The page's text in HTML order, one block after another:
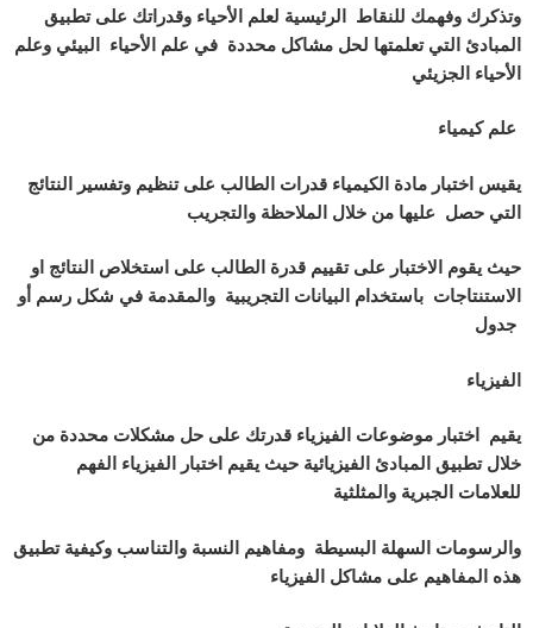
وتذكرك وفهمك للنقاط الرئيسية لعلم الأحياء وقدراتك على تطبيق
المبادئ التي تعلمتها لحل مشاكل محددة في علم الأحياء البيئي وعلم
الأحياء الجزيئي
يقيس اختبار مادة الكيمياء قدرات الطالب على تنظيم وتفسير النتائج
التي حصل عليها من خلال الملاحظة والتجريب
حيث يقوم الاختبار على تقييم قدرة الطالب على استخلاص النتائج او
الاستنتاجات باستخدام البيانات التجريبية والمقدمة في شكل رسم أو
الفيزياء
يقيم اختبار موضوعات الفيزياء قدرتك على حل مشكلات محددة من
خلال تطبيق المبادئ الفيزيائية حيث يقيم اختبار الفيزياء الفهم
للعلامات الجبرية والمثلثية
والرسومات السهلة البسيطة ومفاهيم النسبة والتناسب وكيفية تطبيق
هذه المفاهيم على مشاكل الفيزياء